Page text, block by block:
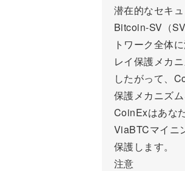
潜在的なセキ
Bitcoin-SV（
トワーク全体
レイ保護メカ
したがって、
保護メカニズ
CoinExはあな
ViaBTCマイニ
保護します。
注意